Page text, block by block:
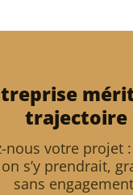
trajectoire
nous votre projet
s’y prendrait,
sans